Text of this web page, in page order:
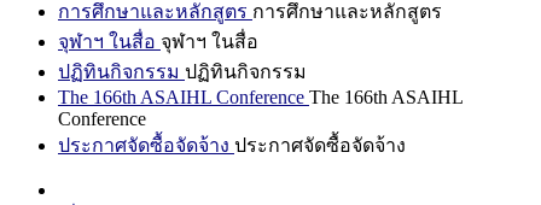
การศึกษาและหลักสูตร การศึกษาและหลักสูตร
จุฬาฯ ในสื่อ จุฬาฯ ในสื่อ
ปฏิทินกิจกรรม ปฏิทินกิจกรรม
The 166th ASAIHL Conference The 166th ASAIHL
Conference
ประกาศจัดซื้อจัดจ้าง ประกาศจัดซื้อจัดจ้าง